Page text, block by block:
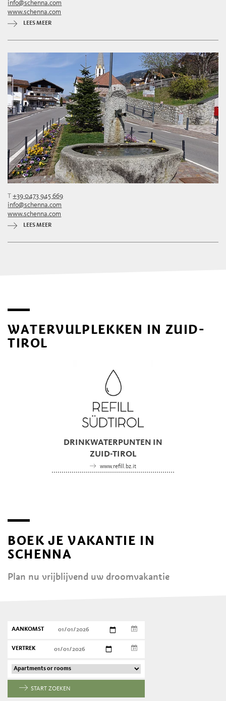
info@schenna.com
www.schenna.com
LEES MEER
T+39 0473 945 669
info@schenna.com
www.schenna.com
LEES MEER
WATERVULPLEKKEN IN ZUID-
TIROL
DRINKWATERPUNTEN IN
ZUID-TIROL
www.refill.bz.it
BOEK JE VAKANTIE IN
SCHENNA
Plan nu vrijblijvend uw droomvakantie
AANKOMST
VERTREK
START ZOEKEN